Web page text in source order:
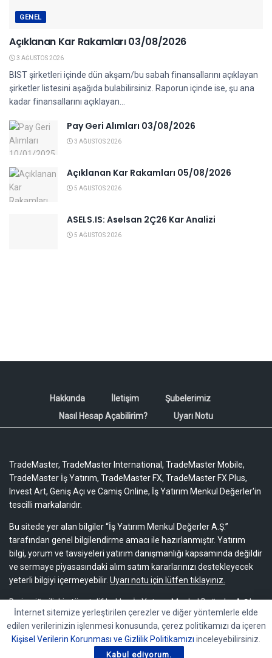
GENEL
Açıklanan Kar Rakamları 03/08/2026
3 AĞUSTOS 2026
BIST şirketleri içinde dün akşam/bu sabah finansallarını açıklayan
şirketler listesini aşağıda bulabilirsiniz. Raporun içinde ise, şu ana
kadar finansallarını açıklayan...
Pay Geri Alımları 03/08/2026
3 AĞUSTOS 2026
Açıklanan Kar Rakamları 05/08/2026
5 AĞUSTOS 2026
ASELS.IS: Aselsan 2Ç26 Kar Analizi
5 AĞUSTOS 2026
Hakkında İletişim
Şubelerimiz
Nasıl Hesap Açabilirim?
Uyarı Notu
TradeMaster, TradeMaster International, TradeMaster Mobile,
TradeMaster İş Yatırım, TradeMaster FX, TradeMaster FX Plus,
Invest Art, Geniş Açı ve Camiş Online, İş Yatırım Menkul Değerler'in
tescilli markalarıdır.
Bu sitede yer alan bilgiler “İş Yatırım Menkul Değerler A.Ş.”
tarafından genel bilgilendirme amacı ile hazırlanmıştır. Yatırım
bilgi, yorum ve tavsiyeleri yatırım danışmanlığı kapsamında değildir
ve sermaye piyasasındaki alım satım kararlarınızı destekleyecek
yeterli bilgiyi içermeyebilir. Uyarı notu için lütfen tıklayınız.
Bu içeriğe ilişkin tüm telif hakları İş Yatırım Menkul Değerler A.Ş.’ye
aittir. Bu içerik, açık iznimiz olmaksızın başkaları tarafından
herhangi bir amaçla, kısmen veya tamamen çoğaltılamaz,
dağıtılamaz, yayımlanamaz veya değiştirilemez.
İnternet sitemize yerleştirilen çerezler ve diğer yöntemlerle elde
edilen verilerinizin işlenmesi konusunda, çerez politikamızı da içeren
Kişisel Verilerin Korunması ve Gizlilik Politikamızı inceleyebilirsiniz.
Kabul ediyorum.